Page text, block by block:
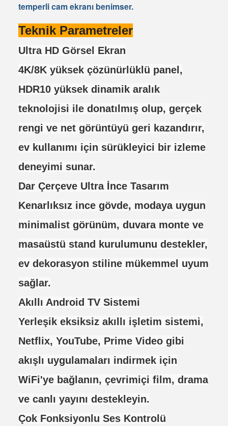
temperli cam ekranı benimser.
Teknik Parametreler
Ultra HD Görsel Ekran
4K/8K yüksek çözünürlüklü panel,
HDR10 yüksek dinamik aralık
teknolojisi ile donatılmış olup, gerçek
rengi ve net görüntüyü geri kazandırır,
ev kullanımı için sürükleyici bir izleme
deneyimi sunar.
Dar Çerçeve Ultra İnce Tasarım
Kenarlıksız ince gövde, modaya uygun
minimalist görünüm, duvara monte ve
masaüstü stand kurulumunu destekler,
ev dekorasyon stiline mükemmel uyum
sağlar.
Akıllı Android TV Sistemi
Yerleşik eksiksiz akıllı işletim sistemi,
Netflix, YouTube, Prime Video gibi
akışlı uygulamaları indirmek için
WiFi'ye bağlanın, çevrimiçi film, drama
ve canlı yayını destekleyin.
Çok Fonksiyonlu Ses Kontrolü